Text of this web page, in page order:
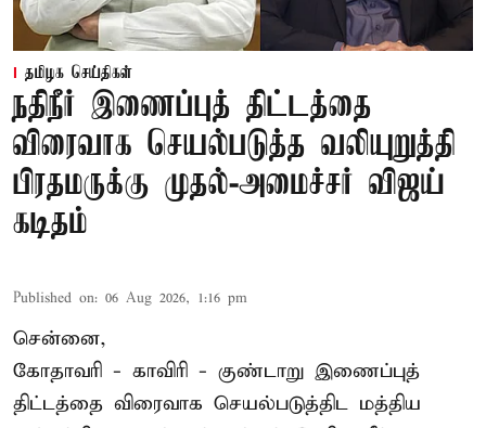
தமிழக செய்திகள்
நதிநீர் இணைப்புத் திட்டத்தை
விரைவாக செயல்படுத்த வலியுறுத்தி
பிரதமருக்கு முதல்-அமைச்சர் விஜய்
கடிதம்
Published on: 06 Aug 2026, 1:16 pm
சென்னை,
கோதாவரி - காவிரி - குண்டாறு இணைப்புத்
திட்டத்தை விரைவாக செயல்படுத்திட மத்திய